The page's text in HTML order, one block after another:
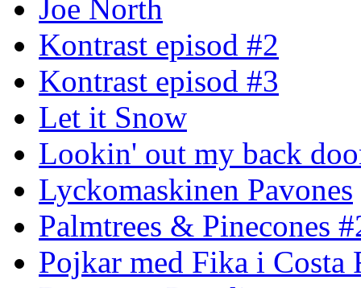
Joe North
Kontrast episod #2
Kontrast episod #3
Let it Snow
Lookin' out my back
Lyckomaskinen Pavones
Palmtrees & Pinecones
Pojkar med Fika i Costa